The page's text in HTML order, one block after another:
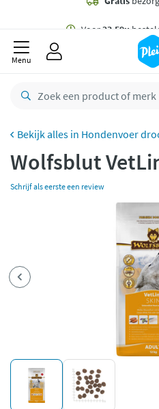
CO2
Betaal
Menu
Hondenvoer
Wolfsblut
Schrijf als eerste een review